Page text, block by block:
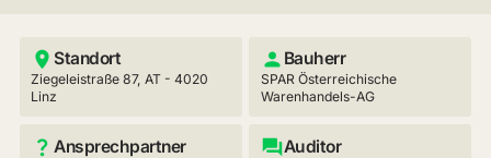
Standort
Ziegeleistraße 87, AT - 4020
Linz
Bauherr
SPAR Österreichische
Warenhandels-AG
Ansprechpartner Auditor